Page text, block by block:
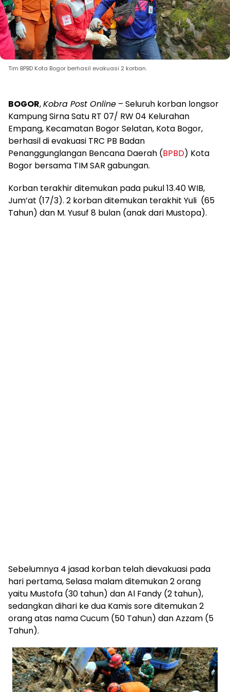
Tim BPBD Kota Bogor berhasil evakuasi 2 korban.
BOGOR,Kobra Post Online – Seluruh korban longsor
Kampung Sirna Satu RT 07/ RW 04 Kelurahan
Empang, Kecamatan Bogor Selatan, Kota Bogor,
berhasil di evakuasi TRC PB Badan
Penanggunglangan Bencana Daerah (BPBD) Kota
Bogor bersama TIM SAR gabungan.
Korban terakhir ditemukan pada pukul 13.40 WIB,
Jum’at (17/3). 2 korban ditemukan terakhit Yuli (65
Tahun) dan M. Yusuf 8 bulan (anak dari Mustopa).
Sebelumnya 4 jasad korban telah dievakuasi pada
hari pertama, Selasa malam ditemukan 2 orang
yaitu Mustofa (30 tahun) dan Al Fandy (2 tahun),
sedangkan dihari ke dua Kamis sore ditemukan 2
orang atas nama Cucum (50 Tahun) dan Azzam (5
Tahun).